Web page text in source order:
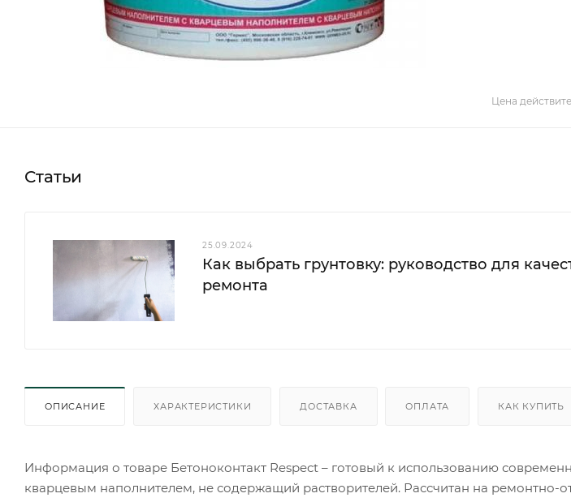
Цена
Статьи
25.09.2024
Как выбрать грунтовку: руководство для
ремонта
ОПИСАНИЕ ХАРАКТЕРИСТИКИ ДОСТАВКА ОПЛАТА КАК КУПИТЬ
Информация о товаре Бетоноконтакт Respect – готовый к использованию
кварцевым наполнителем, не содержащий растворителей. Рассчитан на ремонтно-